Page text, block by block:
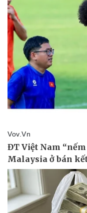
Pháp luật